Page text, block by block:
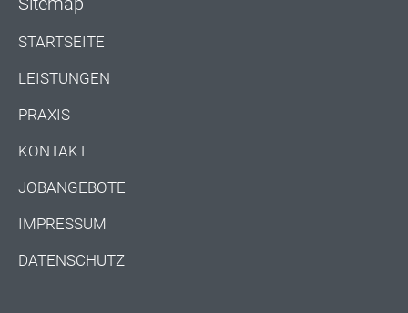
STARTSEITE
LEISTUNGEN
PRAXIS
KONTAKT
JOBANGEBOTE
IMPRESSUM
DATENSCHUTZ